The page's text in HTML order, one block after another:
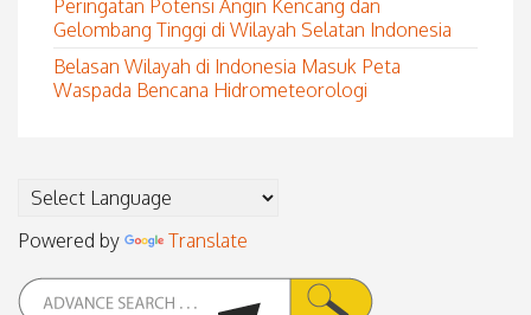
Peringatan Potensi Angin Kencang dan
Gelombang Tinggi di Wilayah Selatan Indonesia
Belasan Wilayah di Indonesia Masuk Peta
Waspada Bencana Hidrometeorologi
Powered by Translate